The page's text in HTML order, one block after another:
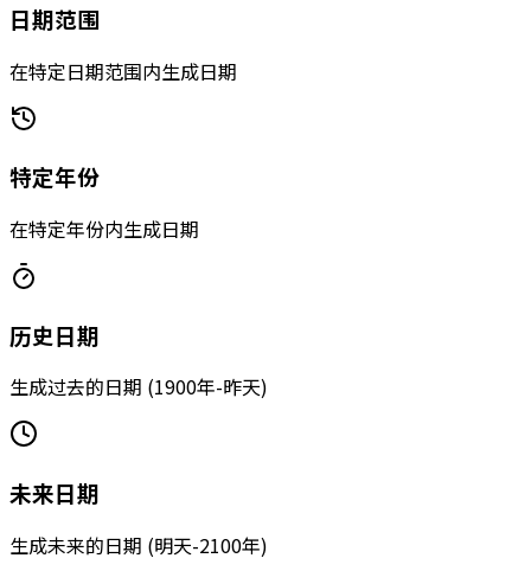
日期范围
在特定日期范围内生成日期
特定年份
在特定年份内生成日期
历史日期
生成过去的日期 (1900年-昨天)
未来日期
生成未来的日期 (明天-2100年)